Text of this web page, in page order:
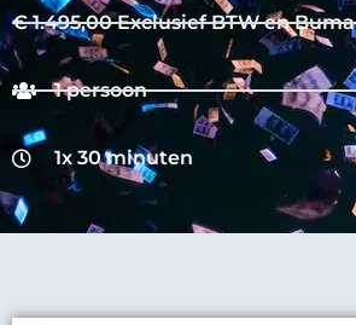
€ 1.495,00 Exclusief BTW en Buma
1 persoon
1x 30 minuten